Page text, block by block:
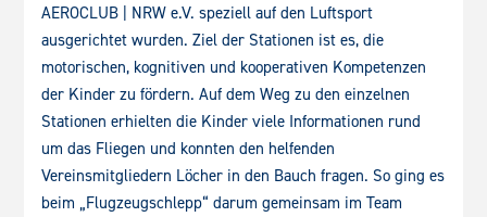
AEROCLUB | NRW e.V. speziell auf den Luftsport
ausgerichtet wurden. Ziel der Stationen ist es, die
motorischen, kognitiven und kooperativen Kompetenzen
der Kinder zu fördern. Auf dem Weg zu den einzelnen
Stationen erhielten die Kinder viele Informationen rund
um das Fliegen und konnten den helfenden
Vereinsmitgliedern Löcher in den Bauch fragen. So ging es
beim „Flugzeugschlepp“ darum gemeinsam im Team